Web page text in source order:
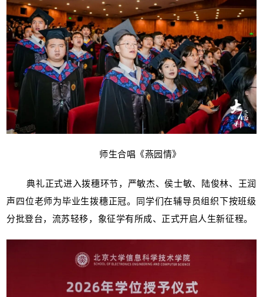
师生合唱《燕园情》
典礼正式进入拨穗环节，严敏杰、侯士敏、陆俊林、王润
声四位老师为毕业生拨穗正冠。同学们在辅导员组织下按班级
分批登台，流苏轻移，象征学有所成、正式开启人生新征程。